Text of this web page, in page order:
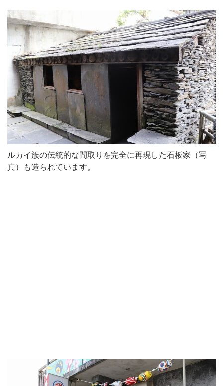
ルカイ族の伝統的な間取りを完全に再現した石板家（写
真）も造られています。